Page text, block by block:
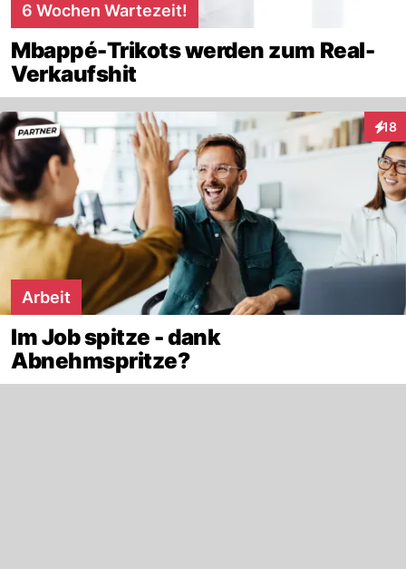
6 Wochen Wartezeit!
Mbappé-Trikots werden zum Real-
Verkaufshit
18
Arbeit
Im Job spitze - dank
Abnehmspritze?